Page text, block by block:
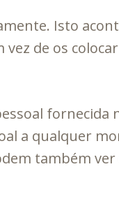
Isto
de os
fornecida
a qualquer
também ver